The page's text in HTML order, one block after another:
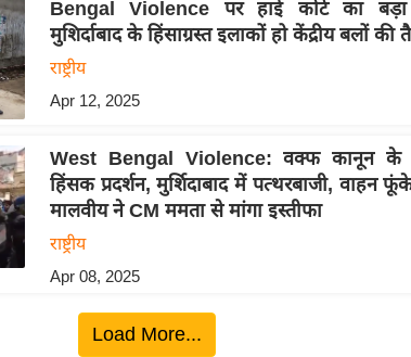
Bengal Violence पर हाई कोर्ट का
मुशिर्दाबाद के हिंसाग्रस्त इलाकों हो केंद्रीय बलों की
राष्ट्रीय
Apr 12, 2025
West Bengal Violence: वक्फ कानून के
हिंसक प्रदर्शन, मुर्शिदाबाद में पत्थरबाजी, वाहन
मालवीय ने CM ममता से मांगा इस्तीफा
राष्ट्रीय
Apr 08, 2025
Load More...